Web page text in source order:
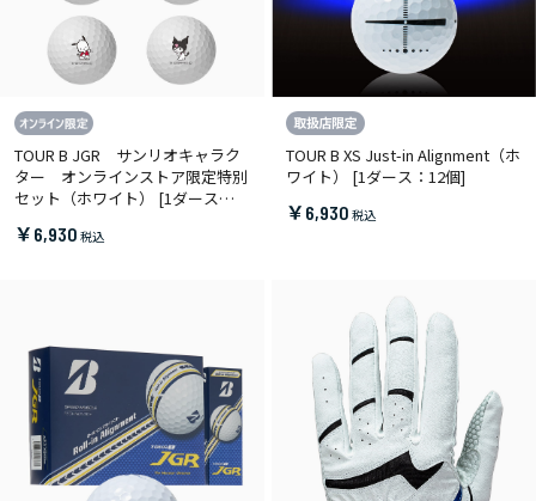
TOUR B JGR サンリオキャラク
ター オンラインストア限定特別
セット（ホワイト） [1ダース：
￥6,930
TOUR B XS Just-in Alignment（ホ
ワイト） [1ダース：12個]
￥6,930